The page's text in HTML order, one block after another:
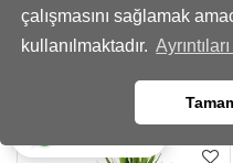
çalışmasını sağlamak
kullanılmaktadır.
Çiftli Beyaz Orkide